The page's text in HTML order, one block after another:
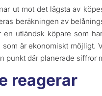
ut mot det lägsta av
beräkningen av
en utländsk köpare som
som är ekonomiskt möjligt.
punkt där planerade siffror
reagerar